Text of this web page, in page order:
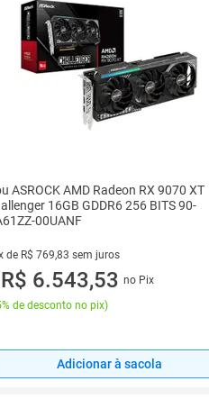
ASROCK AMD Radeon RX 9070 XT
16GB GDDR6 256 BITS 90-
00UANF
de R$ 769,83 sem juros
vez de R$ 769,83 sem juros
R$ 6.543,53 no Pix
de desconto no pix)
Adicionar à sacola